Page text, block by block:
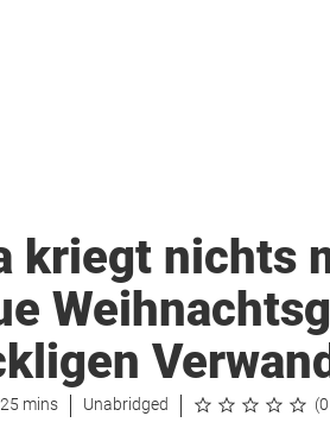
kriegt nichts
mins Unabridged